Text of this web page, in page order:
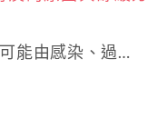
能由感染、過…